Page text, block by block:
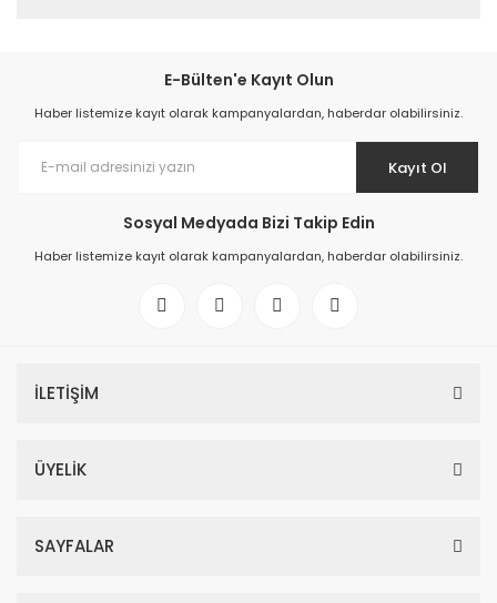
E-Bülten'e Kayıt Olun
Haber listemize kayıt olarak kampanyalardan, haberdar olabilirsiniz.
Kayıt Ol
Sosyal Medyada Bizi Takip Edin
Haber listemize kayıt olarak kampanyalardan, haberdar olabilirsiniz.
İLETİŞİM
ÜYELİK
SAYFALAR